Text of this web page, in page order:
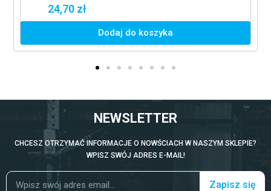
24,70 zł
Dodaj do koszyka
NEWSLETTER
CHCESZ OTRZYMAĆ INFORMACJE O NOWŚCIACH W NASZYM SKLEPIE?
WPISZ SWÓJ ADRES E-MAIL!
Zapisz się